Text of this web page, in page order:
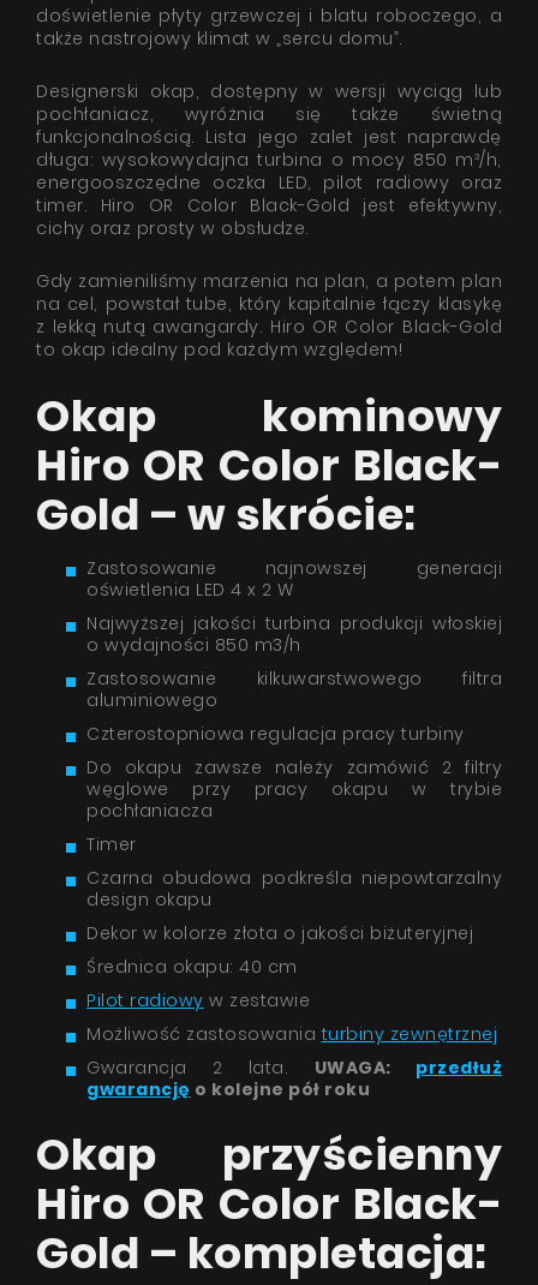
doświetlenie płyty grzewczej i blatu roboczego, a
także nastrojowy klimat w „sercu domu”.
Designerski okap, dostępny w wersji wyciąg lub
pochłaniacz, wyróżnia się także świetną
funkcjonalnością. Lista jego zalet jest naprawdę
długa: wysokowydajna turbina o mocy 850 m³/h,
energooszczędne oczka LED, pilot radiowy oraz
timer. Hiro OR Color Black-Gold jest efektywny,
cichy oraz prosty w obsłudze.
Gdy zamieniliśmy marzenia na plan, a potem plan
na cel, powstał tube, który kapitalnie łączy klasykę
z lekką nutą awangardy. Hiro OR Color Black-Gold
to okap idealny pod każdym względem!
Okap kominowy
Hiro OR Color Black-
Gold – w skrócie:
Zastosowanie najnowszej generacji
oświetlenia LED 4 x 2 W
Najwyższej jakości turbina produkcji włoskiej
o wydajności 850 m3/h
Zastosowanie kilkuwarstwowego filtra
aluminiowego
Czterostopniowa regulacja pracy turbiny
Do okapu zawsze należy zamówić 2 filtry
węglowe przy pracy okapu w trybie
pochłaniacza
Timer
Czarna obudowa podkreśla niepowtarzalny
design okapu
Dekor w kolorze złota o jakości biżuteryjnej
Średnica okapu: 40 cm
Pilot radiowy w zestawie
Możliwość zastosowaniaturbiny zewnętrznej
Gwarancja 2 lata. UWAGA: przedłuż
gwarancję o kolejne pół roku
Okap przyścienny
Hiro OR Color Black-
Gold – kompletacja: